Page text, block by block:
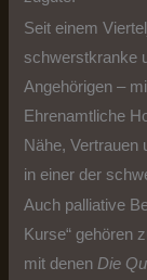
Seit einem
schwerstkranke
Angehörigen –
Ehrenamtliche
Nähe, Vertrauen
in einer der
Auch palliative
Kurse“ gehören
mit denen Die